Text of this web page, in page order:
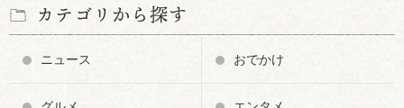
カテゴリから探す
ニュース おでかけ